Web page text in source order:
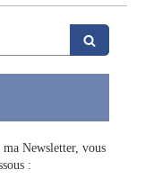
Newsletter, vous
: